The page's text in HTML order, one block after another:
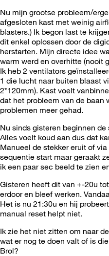
Nu mijn grootse probleem/
afgesloten kast met weinig
blasters.) Ik begon last te
dit enkel oplossen door de
herstarten. Mijn directe idee
warm werd en overhitte (nooit
Ik heb 2 ventilators
1 die lucht naar buiten blaast
2*120mm). Kast voelt
dat het probleem van de baan
problemen meer gehad.
Nu sinds gisteren beginnen
Alles voelt koud aan dus dat
Manueel de stekker eruit of
sequentie start maar geraakt
ik een paar sec beeld te zien
Gisteren heeft dit van +-20u
erdoor en bleef werken.
Het is nu 21:30u en hij
manual reset helpt niet.
Ik zie het niet zitten om naar
wat er nog te doen valt of is
Brol?